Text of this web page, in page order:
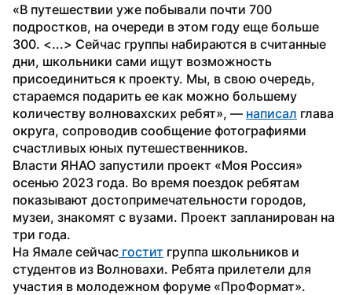
«В путешествии уже побывали почти 700
подростков, на очереди в этом году еще больше
300. <...> Cейчас группы набираются в считанные
дни, школьники сами ищут возможность
присоединиться к проекту. Мы, в свою очередь,
стараемся подарить ее как можно большему
количеству волновахских ребят», — написал глава
округа, сопроводив сообщение фотографиями
счастливых юных путешественников.
Власти ЯНАО запустили проект «Моя Россия»
осенью 2023 года. Во время поездок ребятам
показывают достопримечательности городов,
музеи, знакомят с вузами. Проект запланирован на
три года.
На Ямале сейчас гостит группа школьников и
студентов из Волновахи. Ребята прилетели для
участия в молодежном форуме «ПроФормат».